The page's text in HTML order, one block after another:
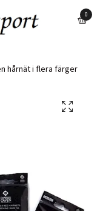
0
hårnät i flera färger